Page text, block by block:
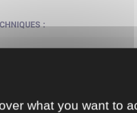
:
what you want to